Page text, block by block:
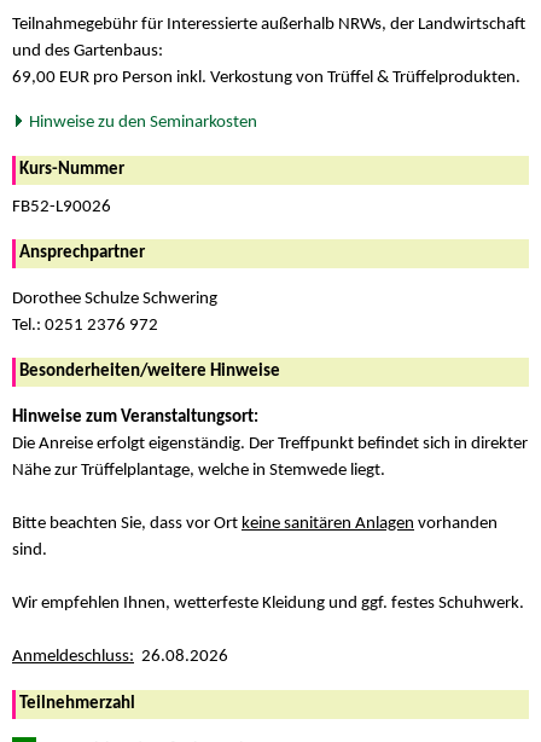
Teilnahmegebühr für Interessierte außerhalb NRWs, der Landwirtschaft
und des Gartenbaus:
69,00 EUR pro Person inkl. Verkostung von Trüffel & Trüffelprodukten.
Hinweise zu den Seminarkosten
Kurs-Nummer
FB52-L90026
Ansprechpartner
Dorothee Schulze Schwering
Tel.: 0251 2376 972
Besonderheiten/weitere Hinweise
Hinweise zum Veranstaltungsort:
Die Anreise erfolgt eigenständig. Der Treffpunkt befindet sich in direkter
Nähe zur Trüffelplantage, welche in Stemwede liegt.
Bitte beachten Sie, dass vor Ort keine sanitären Anlagen vorhanden
sind.
Wir empfehlen Ihnen, wetterfeste Kleidung und ggf. festes Schuhwerk.
Anmeldeschluss: 26.08.2026
Teilnehmerzahl